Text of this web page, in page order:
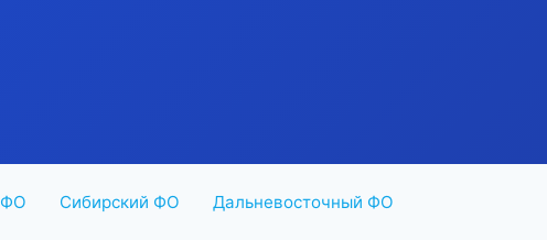
ФО Сибирский ФО Дальневосточный ФО